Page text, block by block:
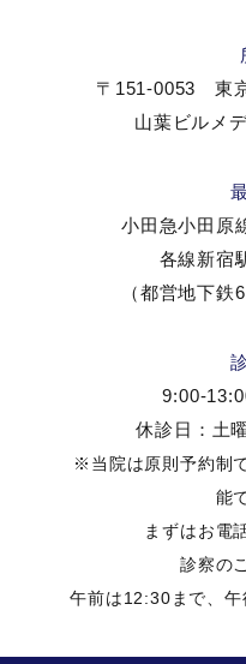
〒151-0053 東
山葉ビルメ
小田急小田
各線新宿
（都営地下鉄
9:00-
休診日：土
※当院は原則予約制
能
まずはお電
診察の
午前は12:30まで、午